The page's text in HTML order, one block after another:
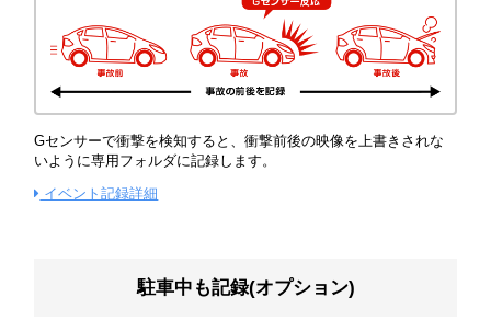
Gセンサーで衝撃を検知すると、衝撃前後の映像を上書きされな
いように専用フォルダに記録します。
イベント記録詳細
駐車中も記録(オプション)